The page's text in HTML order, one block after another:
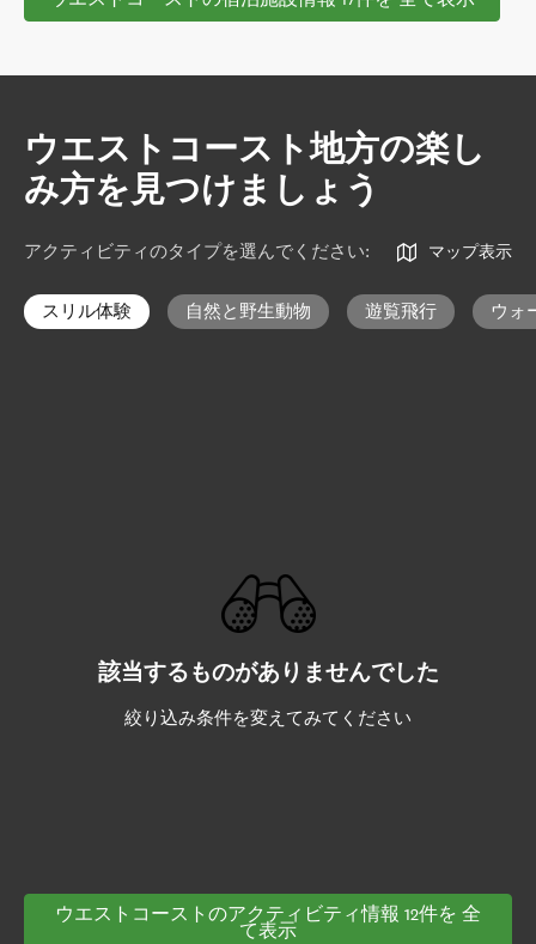
ウエストコースト地方の楽し
み方を見つけましょう
アクティビティのタイプを選んでください: マップ表示
スリル体験 自然と野生動物 遊覧飛行 ウォ
該当するものがありませんでした
絞り込み条件を変えてみてください
ウエストコーストのアクティビティ情報 12件を 全
て表示